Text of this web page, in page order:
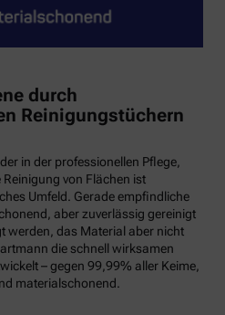
durch
Reinigungstüchern
in der professionellen Pflege,
von Flächen ist
Umfeld. Gerade empfindliche
aber zuverlässig gereinigt
werden, das Material aber nicht
die schnell wirksamen
– gegen 99,99% aller Keime,
materialschonend.